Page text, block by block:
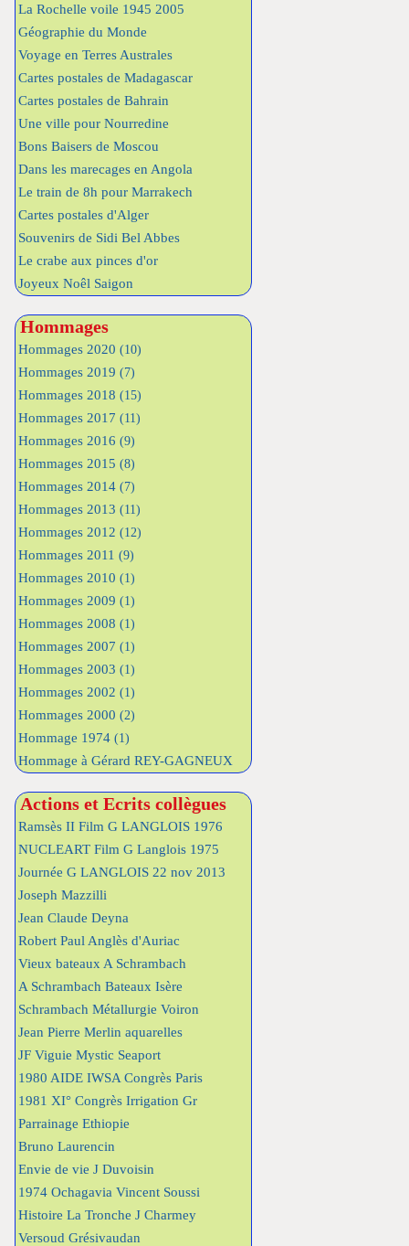
La Rochelle voile 1945 2005
Géographie du Monde
Voyage en Terres Australes
Cartes postales de Madagascar
Cartes postales de Bahrain
Une ville pour Nourredine
Bons Baisers de Moscou
Dans les marecages en Angola
Le train de 8h pour Marrakech
Cartes postales d'Alger
Souvenirs de Sidi Bel Abbes
Le crabe aux pinces d'or
Joyeux Noêl Saigon
Hommages
Hommages 2020 (10)
Hommages 2019 (7)
Hommages 2018 (15)
Hommages 2017 (11)
Hommages 2016 (9)
Hommages 2015 (8)
Hommages 2014 (7)
Hommages 2013 (11)
Hommages 2012 (12)
Hommages 2011 (9)
Hommages 2010 (1)
Hommages 2009 (1)
Hommages 2008 (1)
Hommages 2007 (1)
Hommages 2003 (1)
Hommages 2002 (1)
Hommages 2000 (2)
Hommage 1974 (1)
Hommage à Gérard REY-GAGNEUX
Actions et Ecrits collègues
Ramsès II Film G LANGLOIS 1976
NUCLEART Film G Langlois 1975
Journée G LANGLOIS 22 nov 2013
Joseph Mazzilli
Jean Claude Deyna
Robert Paul Anglès d'Auriac
Vieux bateaux A Schrambach
A Schrambach Bateaux Isère
Schrambach Métallurgie Voiron
Jean Pierre Merlin aquarelles
JF Viguie Mystic Seaport
1980 AIDE IWSA Congrès Paris
1981 XI° Congrès Irrigation Gr
Parrainage Ethiopie
Bruno Laurencin
Envie de vie J Duvoisin
1974 Ochagavia Vincent Soussi
Histoire La Tronche J Charmey
Versoud Grésivaudan